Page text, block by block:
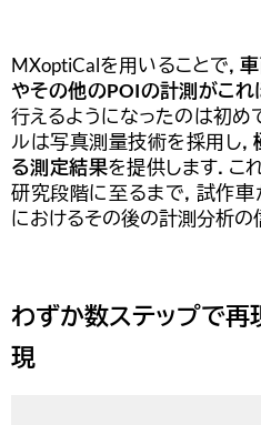
MXoptiCalを用いることで，
やその他のPOIの計測がこ
行えるようになったのは初め
ルは写真測量技術を採用し，
る測定結果を提供します．こ
研究段階に至るまで，試作
におけるその後の計測分析の
わずか数ステップで
現